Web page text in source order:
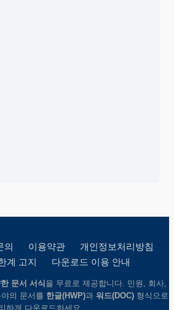
의 이용약관
개인정보처리방침
계 고지
다운로드 이용 안내
문서 서식을 무료로 제공합니다. 민원, 회사,
의 문서를 한글(HWP)과 워드(DOC) 형식으로
하게 다운로드하세요.